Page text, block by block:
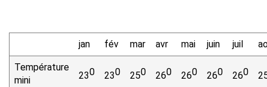
jan fév mar avr mai juin juil
Température
mini
230 230 250 260 260 260 260